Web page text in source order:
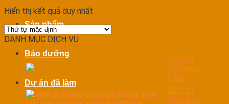
Sản phẩm
Bảo dưỡng
Dự án đã làm
Hiển thị kết quả duy nhất
DANH MỤC DỊCH VỤ
Dịch vụ
cầu nâng
1 trụ
Dịch vụ
cầu nâng